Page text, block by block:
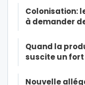
Colonisation:
à demander
Quand la
suscite un
Nouvelle